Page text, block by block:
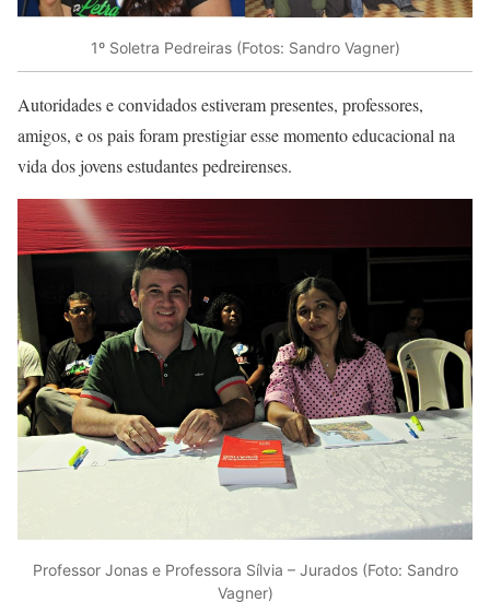
1º Soletra Pedreiras (Fotos: Sandro Vagner)
Autoridades e convidados estiveram presentes, professores,
amigos, e os pais foram prestigiar esse momento educacional na
vida dos jovens estudantes pedreirenses.
Professor Jonas e Professora Sílvia – Jurados (Foto: Sandro
Vagner)